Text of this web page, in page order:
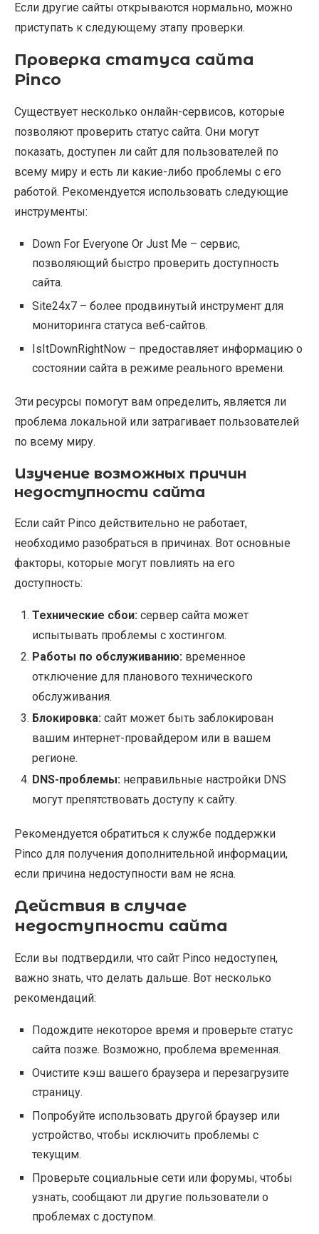
Если другие сайты открываются нормально, можно
приступать к следующему этапу проверки.
Проверка статуса сайта
Pinco
Существует несколько онлайн-сервисов, которые
позволяют проверить статус сайта. Они могут
показать, доступен ли сайт для пользователей по
всему миру и есть ли какие-либо проблемы с его
работой. Рекомендуется использовать следующие
инструменты:
Down For Everyone Or Just Me – сервис,
позволяющий быстро проверить доступность
сайта.
Site24x7 – более продвинутый инструмент для
мониторинга статуса веб-сайтов.
IsItDownRightNow – предоставляет информацию о
состоянии сайта в режиме реального времени.
Эти ресурсы помогут вам определить, является ли
проблема локальной или затрагивает пользователей
по всему миру.
Изучение возможных причин
недоступности сайта
Если сайт Pinco действительно не работает,
необходимо разобраться в причинах. Вот основные
факторы, которые могут повлиять на его
доступность:
Технические сбои: сервер сайта может
испытывать проблемы с хостингом.
Работы по обслуживанию: временное
отключение для планового технического
обслуживания.
Блокировка: сайт может быть заблокирован
вашим интернет-провайдером или в вашем
регионе.
DNS-проблемы: неправильные настройки DNS
могут препятствовать доступу к сайту.
Рекомендуется обратиться к службе поддержки
Pinco для получения дополнительной информации,
если причина недоступности вам не ясна.
Действия в случае
недоступности сайта
Если вы подтвердили, что сайт Pinco недоступен,
важно знать, что делать дальше. Вот несколько
рекомендаций:
Подождите некоторое время и проверьте статус
сайта позже. Возможно, проблема временная.
Очистите кэш вашего браузера и перезагрузите
страницу.
Попробуйте использовать другой браузер или
устройство, чтобы исключить проблемы с
текущим.
Проверьте социальные сети или форумы, чтобы
узнать, сообщают ли другие пользователи о
проблемах с доступом.